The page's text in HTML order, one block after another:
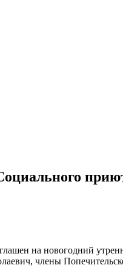
на новогодний
члены